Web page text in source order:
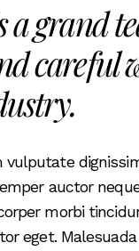
a grand
careful
auctor
morbi
eget.